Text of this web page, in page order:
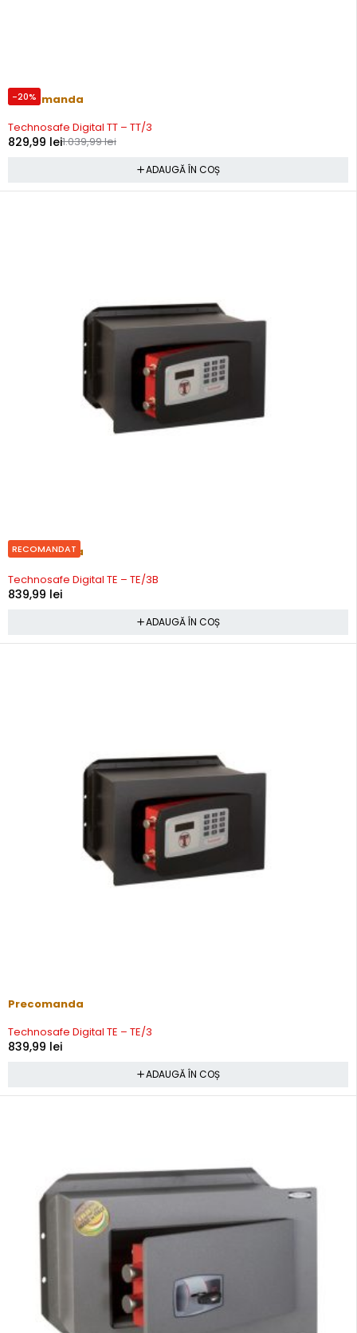
-20%
Precomanda
Technosafe Digital TT – TT/3
1.039,99lei
829,99 lei
ADAUGĂ ÎN COȘ
RECOMANDAT
Precomanda
Technosafe Digital TE – TE/3B
839,99 lei
ADAUGĂ ÎN COȘ
Precomanda
Technosafe Digital TE – TE/3
839,99 lei
ADAUGĂ ÎN COȘ